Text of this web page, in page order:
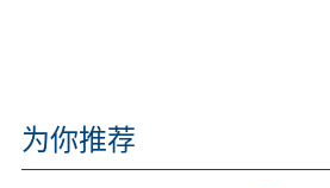
为你推荐